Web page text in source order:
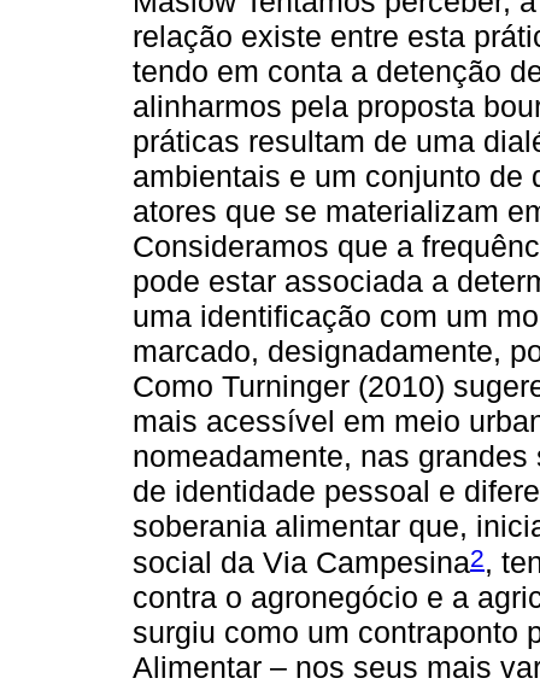
relação existe entre esta
tendo em conta a detenção
alinharmos pela proposta
práticas resultam de uma
ambientais e um conjunto
atores que se materializam
Consideramos que a
pode estar associada a
uma identificação com um
marcado, designadamente,
Como Turninger (2010)
mais acessível em meio
nomeadamente, nas
de identidade pessoal e
soberania alimentar que,
social da Via Campesina2,
contra o agronegócio e a
surgiu como um contraponto
Alimentar – nos seus mais